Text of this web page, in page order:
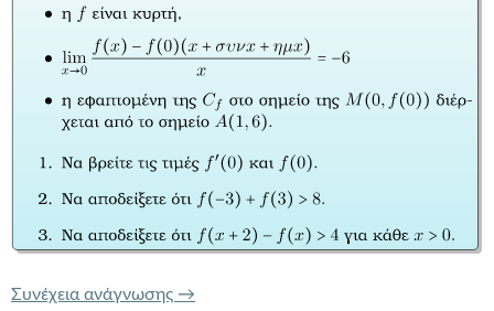
Συνέχεια ανάγνωσης ΚΥΡΤΟΤΗΤΑ ΚΑΙ ΟΡΙΟ ΜΕ
→